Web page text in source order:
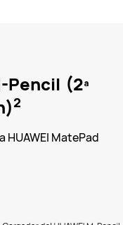
Pencil (2ª
2
HUAWEI MatePad